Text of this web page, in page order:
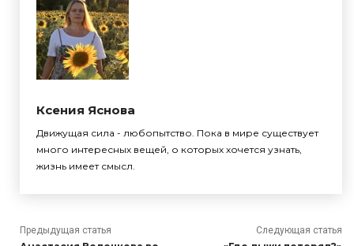
Ксения Яснова
Движущая сила - любопытство. Пока в мире существует
много интересных вещей, о которых хочется узнать,
жизнь имеет смысл.
Предыдущая статья Следующая статья